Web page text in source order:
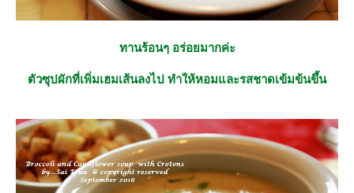
ทานร้อนๆ อร่อยมากค่ะ
ตัวซุปผักที่เพิ่มเฮมเส้นลงไป ทำให้หอมและรสชาดเข้มข้นขึ้น